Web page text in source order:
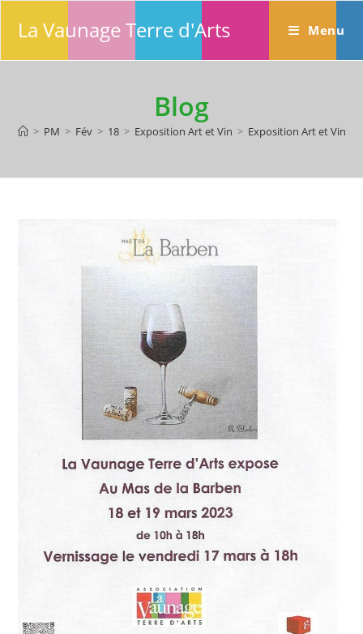
La Vaunage Terre d'Arts Menu
Blog
> PM > Fév > 18 > Exposition Art et Vin > Exposition Art et Vin